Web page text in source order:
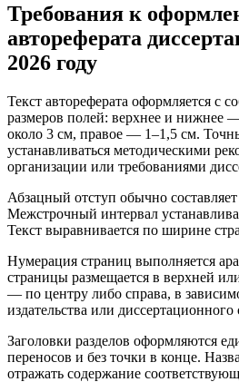
Требования к
автореферата
2026 году
Текст автореферата оформляется с
размеров полей: верхнее и нижнее
около 3 см, правое — 1–1,5 см.
устанавливаться методическими
организации или требованиями
Абзацный отступ обычно
Межстрочный интервал
Текст выравнивается по ширине
Нумерация страниц выполняется
страницы размещается в верхней
— по центру либо справа, в
издательства или диссертационного
Заголовки разделов оформляются
переносов и без точки в конце.
отражать содержание